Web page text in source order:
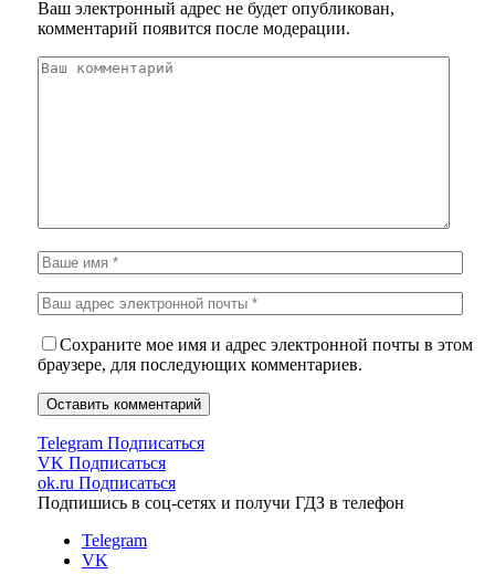
Ваш электронный адрес не будет опубликован,
комментарий появится после модерации.
Сохраните мое имя и адрес электронной почты в этом
браузере, для последующих комментариев.
Telegram Подписаться
VK Подписаться
ok.ru Подписаться
Подпишись в соц-сетях и получи ГДЗ в телефон
Telegram
VK